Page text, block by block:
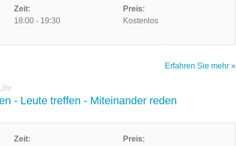
Zeit:
18:00 - 19:30
Preis:
Kostenlos
Erfahren Sie mehr »
- Leute treffen - Miteinander reden
Zeit:
Preis: